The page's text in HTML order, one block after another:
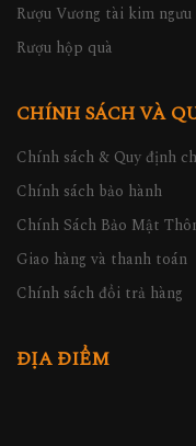
Rượu Vương tài kim ngưu
Rượu hộp quà
CHÍNH SÁCH VÀ
Chính sách & Quy định
Chính sách bảo hành
Chính Sách Bảo Mật
Giao hàng và thanh toán
Chính sách đổi trả hàng
ĐỊA ĐIỂM